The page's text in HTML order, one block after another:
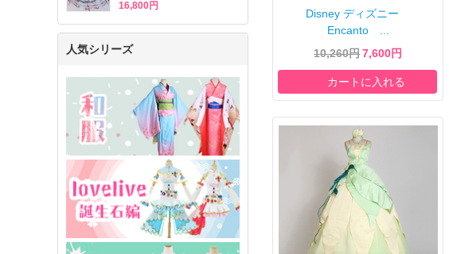
16,800円
人気シリーズ
Disney ディズニー
Encanto ...
10,260円7,600円
カートに入れる